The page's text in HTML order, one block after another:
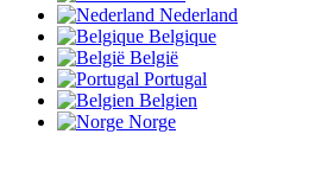
Nederland
Belgique
België
Portugal
Belgien
Norge